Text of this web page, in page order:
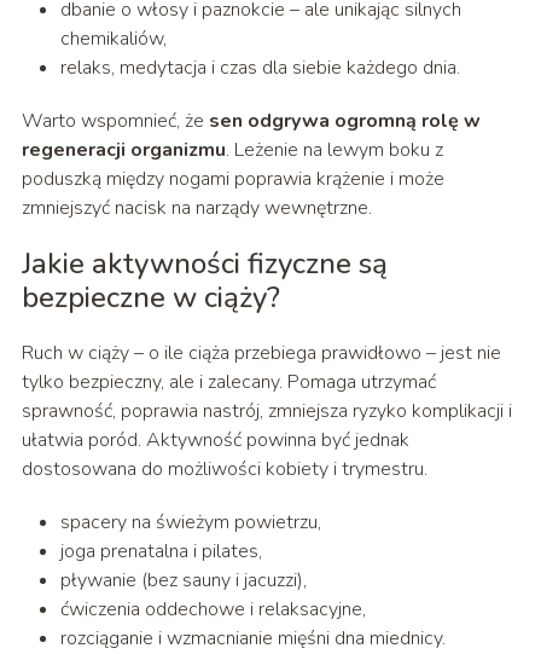
dbanie o włosy i paznokcie – ale unikając silnych
chemikaliów,
relaks, medytacja i czas dla siebie każdego dnia.
Warto wspomnieć, że sen odgrywa ogromną rolę w
regeneracji organizmu. Leżenie na lewym boku z
poduszką między nogami poprawia krążenie i może
zmniejszyć nacisk na narządy wewnętrzne.
Jakie aktywności fizyczne są
bezpieczne w ciąży?
Ruch w ciąży – o ile ciąża przebiega prawidłowo – jest nie
tylko bezpieczny, ale i zalecany. Pomaga utrzymać
sprawność, poprawia nastrój, zmniejsza ryzyko komplikacji i
ułatwia poród. Aktywność powinna być jednak
dostosowana do możliwości kobiety i trymestru.
spacery na świeżym powietrzu,
joga prenatalna i pilates,
pływanie (bez sauny i jacuzzi),
ćwiczenia oddechowe i relaksacyjne,
rozciąganie i wzmacnianie mięśni dna miednicy.